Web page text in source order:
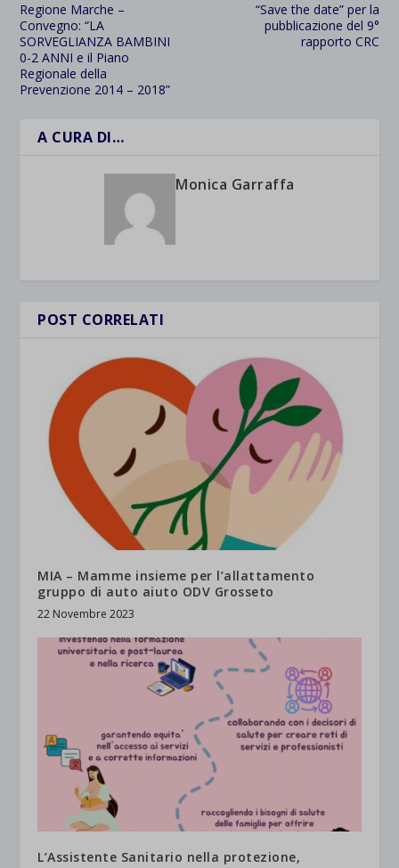
Regione Marche –
Convegno: “LA
SORVEGLIANZA BAMBINI
0-2 ANNI e il Piano
Regionale della
Prevenzione 2014 – 2018”
“Save the date” per la
pubblicazione del 9°
rapporto CRC
A CURA DI…
Monica Garraffa
POST CORRELATI
MIA – Mamme insieme per l’allattamento
gruppo di auto aiuto ODV Grosseto
22 Novembre 2023
L’Assistente Sanitario nella protezione,